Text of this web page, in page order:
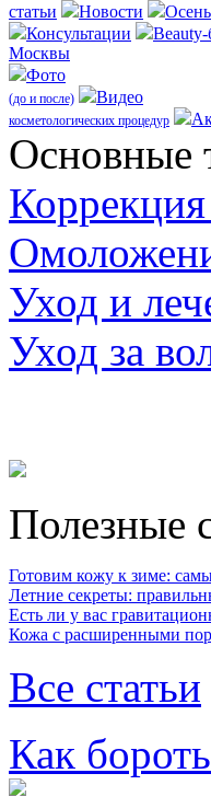
статьи
Новости
Консультации
Beauty-
Москвы
Фото
(до и после) Видео
косметологических процедур
Оcновные
Коррекция
Уход и
Уход за
Полезные
Готовим кожу к зиме:
Летние секреты:
Есть ли у вас
Кожа с расширенными
Все статьи
Как